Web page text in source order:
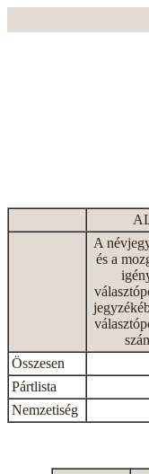
A
és a
Összesen
Pártlista
Nemzetiség